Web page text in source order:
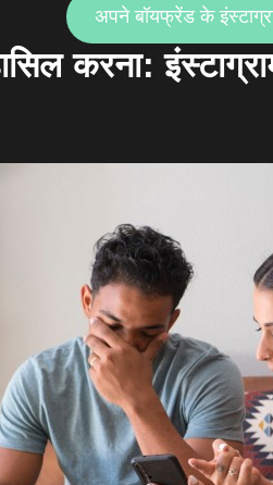
अपने बॉयफ्रेंड के
करना: